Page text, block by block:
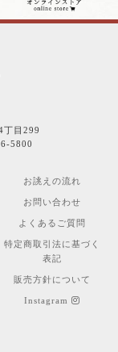
丁目299
5800
お誂えの流れ
お問い合わせ
よくあるご質問
特定商取引法に基づく
表記
販売方針について
Instagram